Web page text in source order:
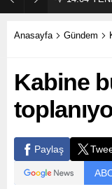
Anasayfa Gündem
Kabine
Paylaş